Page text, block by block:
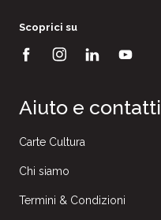
Scoprici su
Aiuto e contatti
Carte Cultura
Chi siamo
Termini & Condizioni